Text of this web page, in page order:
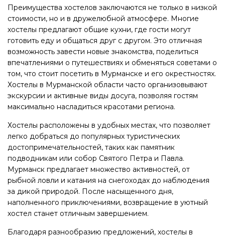
Преимущества хостелов заключаются не только в низкой
стоимости, но и в дружелюбной атмосфере. Многие
хостелы предлагают общие кухни, где гости могут
готовить еду и общаться друг с другом. Это отличная
возможность завести новые знакомства, поделиться
впечатлениями о путешествиях и обменяться советами о
том, что стоит посетить в Мурманске и его окрестностях.
Хостелы в Мурманской области часто организовывают
экскурсии и активные виды досуга, позволяя гостям
максимально насладиться красотами региона.
Хостелы расположены в удобных местах, что позволяет
легко добраться до популярных туристических
достопримечательностей, таких как памятник
подводникам или собор Святого Петра и Павла.
Мурманск предлагает множество активностей, от
рыбной ловли и катания на снегоходах до наблюдения
за дикой природой. После насыщенного дня,
наполненного приключениями, возвращение в уютный
хостел станет отличным завершением.
Благодаря разнообразию предложений, хостелы в